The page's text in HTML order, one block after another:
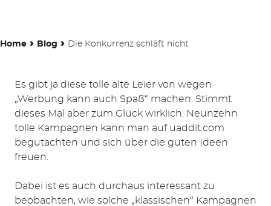
Home › Blog › Die Konkurrenz schläft nicht
Es gibt ja diese tolle alte Leier von wegen
„Werbung kann auch Spaß“ machen. Stimmt
dieses Mal aber zum Glück wirklich. Neunzehn
tolle Kampagnen kann man auf uaddit.com
begutachten und sich über die guten Ideen
freuen.
Dabei ist es auch durchaus interessant zu
beobachten, wie solche „klassischen“ Kampagnen